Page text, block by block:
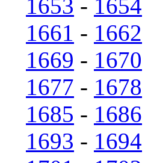
1653 - 1654
1661 - 1662
1669 - 1670
1677 - 1678
1685 - 1686
1693 - 1694